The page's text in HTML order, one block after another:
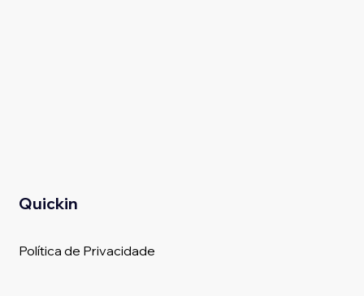
Quickin
Política de Privacidade